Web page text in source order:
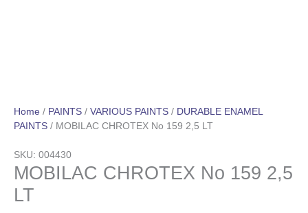
Home / PAINTS / VARIOUS PAINTS / DURABLE ENAMEL
PAINTS / MOBILAC CHROTEX Νο 159 2,5 LT
SKU: 004430
MOBILAC CHROTEX Νο 159 2,5
LT